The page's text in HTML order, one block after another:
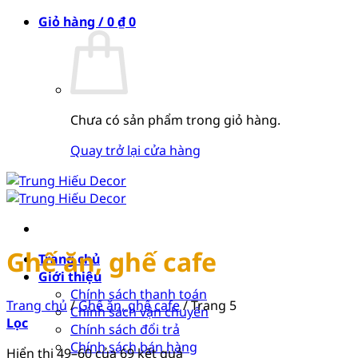
Giỏ hàng /0₫0
Chưa có sản phẩm trong giỏ hàng.
Quay trở lại cửa hàng
Trang chủ
Giới thiệu
Chính sách thanh toán
Chính sách vận chuyển
Chính sách đổi trả
Chính sách bán hàng
Ghế ăn, ghế cafe
Trang chủ /Ghế ăn, ghế cafe/Trang 5
Lọc
Hiển thị 49–60 của 69 kết quả